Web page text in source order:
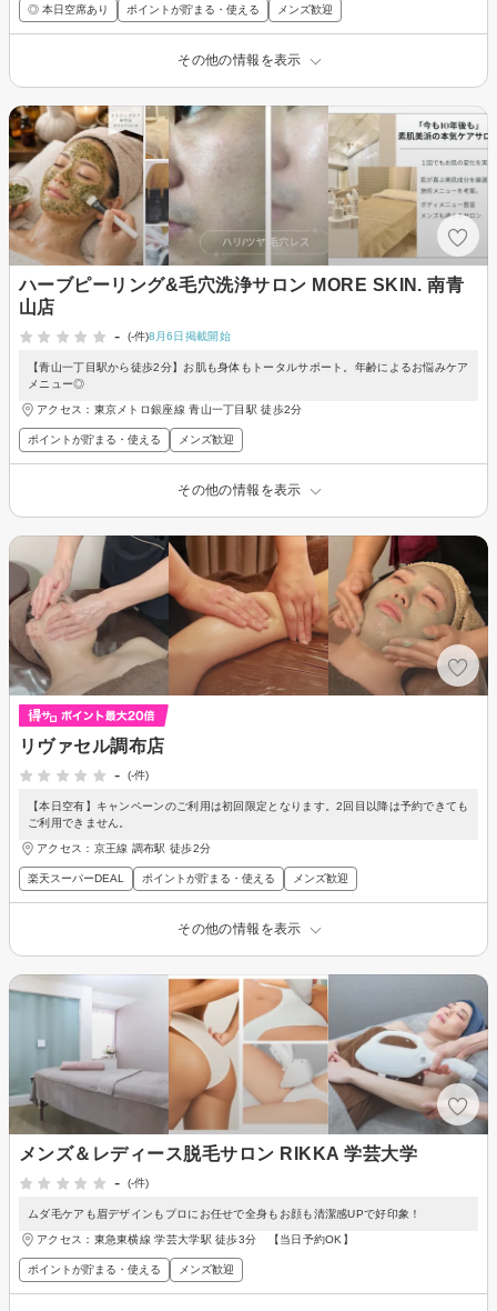
◎ 本日空席あり ポイントが貯まる・使える メンズ歓迎
その他の情報を表示
ハーブピーリング&毛穴洗浄サロン MORE SKIN. 南青
山店
-
(-件)8月6日掲載開始
【青山一丁目駅から徒歩2分】お肌も身体もトータルサポート。年齢によるお悩みケア
メニュー◎
アクセス：東京メトロ銀座線 青山一丁目駅 徒歩2分
ポイントが貯まる・使える メンズ歓迎
その他の情報を表示
リヴァセル調布店
-
(-件)
【本日空有】キャンペーンのご利用は初回限定となります。2回目以降は予約できても
ご利用できません。
アクセス：京王線 調布駅 徒歩2分
楽天スーパーDEAL ポイントが貯まる・使える メンズ歓迎
その他の情報を表示
メンズ＆レディース脱毛サロン RIKKA 学芸大学
-
(-件)
ムダ毛ケアも眉デザインもプロにお任せで全身もお顔も清潔感UPで好印象！
アクセス：東急東横線 学芸大学駅 徒歩3分 【当日予約OK】
ポイントが貯まる・使える メンズ歓迎